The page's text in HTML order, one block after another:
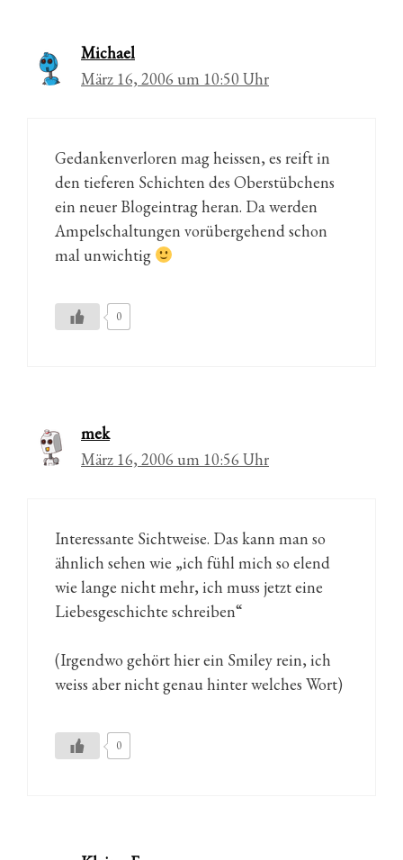
Michael
März 16, 2006 um 10:50 Uhr
Gedankenverloren mag heissen, es reift in
den tieferen Schichten des Oberstübchens
ein neuer Blogeintrag heran. Da werden
Ampelschaltungen vorübergehend schon
mal unwichtig
0
mek
März 16, 2006 um 10:56 Uhr
Interessante Sichtweise. Das kann man so
ähnlich sehen wie „ich fühl mich so elend
wie lange nicht mehr, ich muss jetzt eine
Liebesgeschichte schreiben“
(Irgendwo gehört hier ein Smiley rein, ich
weiss aber nicht genau hinter welches Wort)
0